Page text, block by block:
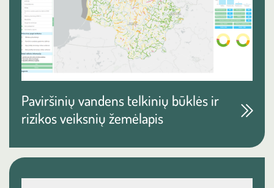
Paviršinių vandens telkinių būklės ir
rizikos veiksnių žemėlapis